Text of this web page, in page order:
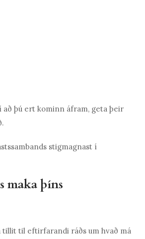
að þú ert kominn áfram, geta þeir
stigmagnast í
maka þíns
tillit til eftirfarandi ráðs um hvað má